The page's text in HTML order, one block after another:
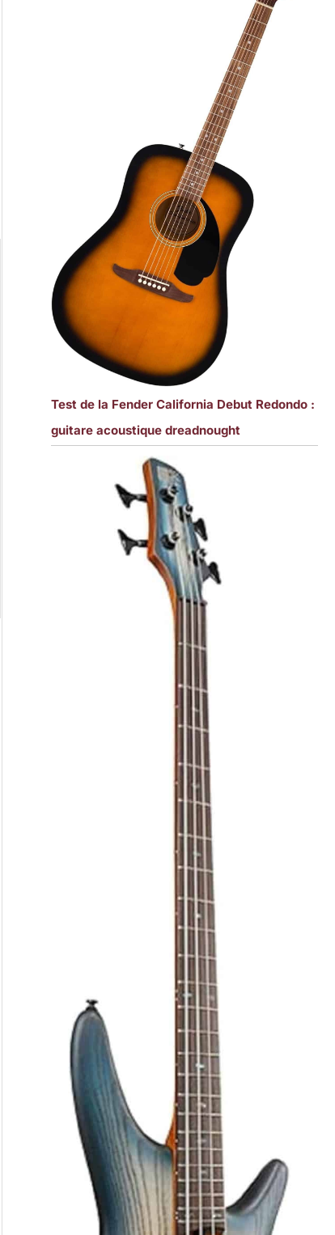
Test de la Fender California Debut Redondo :
guitare acoustique dreadnought